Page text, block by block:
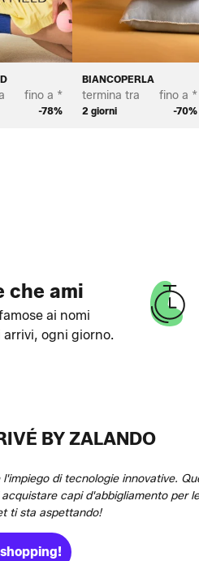
fino a *
-78%
BIANCOPERLA
termina tra
2 giorni
fino a *
-70%
che ami
ai nomi
arrivi, ogni giorno.
BY ZALANDO
di tecnologie innovative.
capi d'abbigliamento per
ti sta aspettando!